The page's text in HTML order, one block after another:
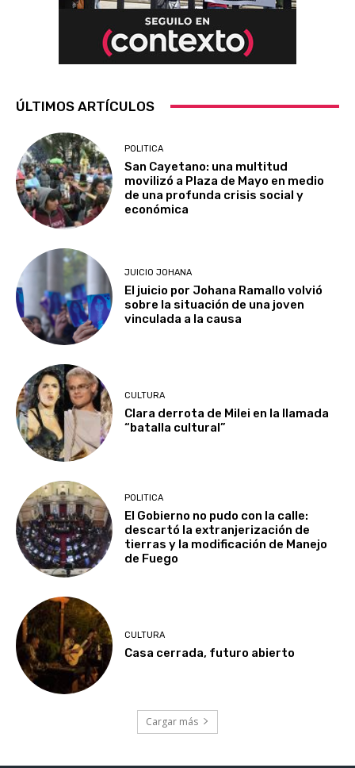
ÚLTIMOS ARTÍCULOS
POLITICA
San Cayetano: una multitud
movilizó a Plaza de Mayo en medio
de una profunda crisis social y
económica
JUICIO JOHANA
El juicio por Johana Ramallo volvió
sobre la situación de una joven
vinculada a la causa
CULTURA
Clara derrota de Milei en la llamada
“batalla cultural”
POLITICA
El Gobierno no pudo con la calle:
descartó la extranjerización de
tierras y la modificación de Manejo
de Fuego
CULTURA
Casa cerrada, futuro abierto
Cargar más